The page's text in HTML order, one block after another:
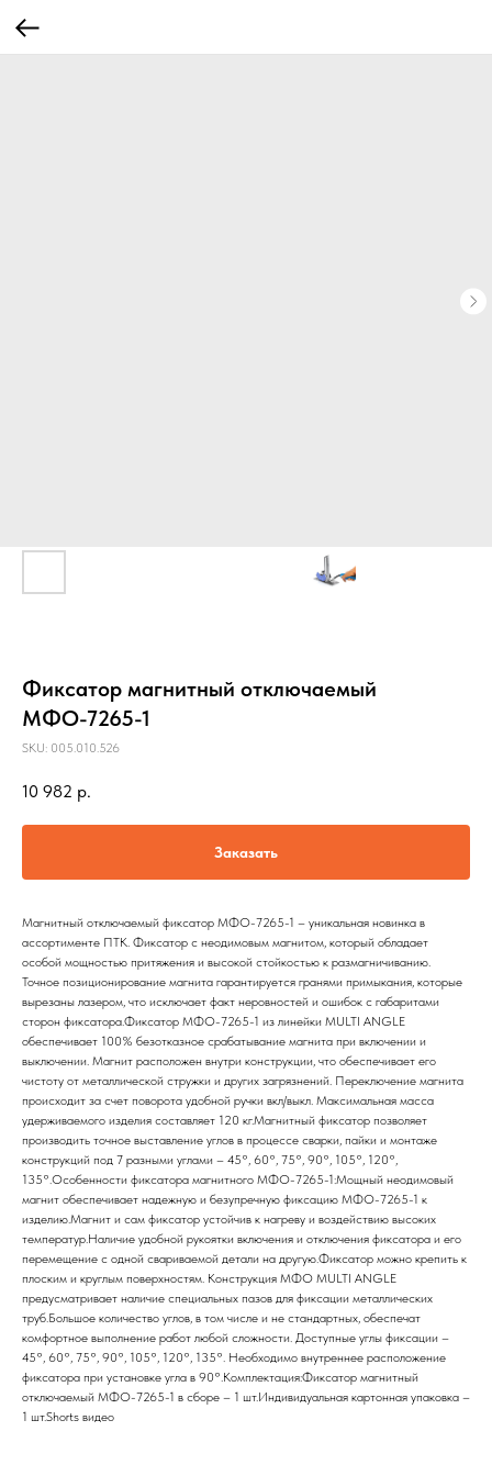
Фиксатор магнитный отключаемый
МФО-7265-1
SKU: 005.010.526
10 982 р.
Заказать
Магнитный отключаемый фиксатор МФО-7265-1 – уникальная новинка в
ассортименте ПТК. Фиксатор с неодимовым магнитом, который обладает
особой мощностью притяжения и высокой стойкостью к размагничиванию.
Точное позиционирование магнита гарантируется гранями примыкания, которые
вырезаны лазером, что исключает факт неровностей и ошибок с габаритами
сторон фиксатора.Фиксатор МФО-7265-1 из линейки MULTI ANGLE
обеспечивает 100% безотказное срабатывание магнита при включении и
выключении. Магнит расположен внутри конструкции, что обеспечивает его
чистоту от металлической стружки и других загрязнений. Переключение магнита
происходит за счет поворота удобной ручки вкл/выкл. Максимальная масса
удерживаемого изделия составляет 120 кг.Магнитный фиксатор позволяет
производить точное выставление углов в процессе сварки, пайки и монтаже
конструкций под 7 разными углами – 45°, 60°, 75°, 90°, 105°, 120°,
135°.Особенности фиксатора магнитного МФО-7265-1:Мощный неодимовый
магнит обеспечивает надежную и безупречную фиксацию МФО-7265-1 к
изделию.Магнит и сам фиксатор устойчив к нагреву и воздействию высоких
температур.Наличие удобной рукоятки включения и отключения фиксатора и его
перемещение с одной свариваемой детали на другую.Фиксатор можно крепить к
плоским и круглым поверхностям. Конструкция МФО MULTI ANGLE
предусматривает наличие специальных пазов для фиксации металлических
труб.Большое количество углов, в том числе и не стандартных, обеспечат
комфортное выполнение работ любой сложности. Доступные углы фиксации –
45°, 60°, 75°, 90°, 105°, 120°, 135°. Необходимо внутреннее расположение
фиксатора при установке угла в 90°.Комплектация:Фиксатор магнитный
отключаемый МФО-7265-1 в сборе – 1 шт.Индивидуальная картонная упаковка –
1 шт.Shorts видео